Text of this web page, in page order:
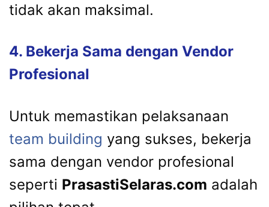
tidak akan maksimal.
4. Bekerja Sama dengan Vendor
Profesional
Untuk memastikan pelaksanaan
team building yang sukses, bekerja
sama dengan vendor profesional
seperti PrasastiSelaras.com adalah